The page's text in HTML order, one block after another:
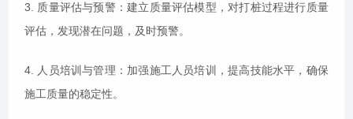
3. 质量评估与预警：建立质量评估模型，对打桩过程进行质量
评估，发现潜在问题，及时预警。
4. 人员培训与管理：加强施工人员培训，提高技能水平，确保
施工质量的稳定性。